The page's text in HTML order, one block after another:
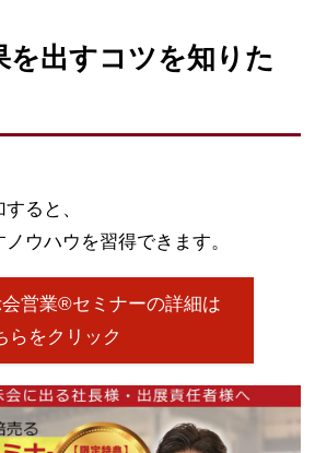
を出すコツを知りた
ると、
ウハウを習得できます。
営業®セミナーの詳細は
らをクリック